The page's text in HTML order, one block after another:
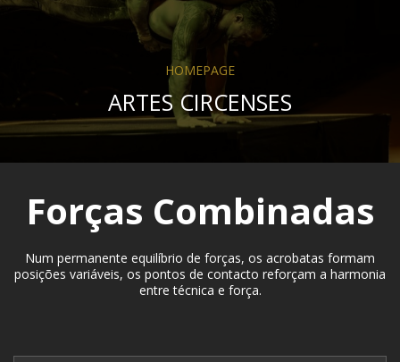
HOMEPAGE
ARTES CIRCENSES
Forças Combinadas
Num permanente equilíbrio de forças, os acrobatas formam
posições variáveis, os pontos de contacto reforçam a harmonia
entre técnica e força.